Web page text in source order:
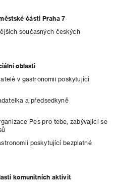
části Praha 7
současných českých
oblasti
v gastronomii poskytující
a předsedkyně
Pes pro tebe, zabývající se
poskytující bezplatné
komunitních aktivit